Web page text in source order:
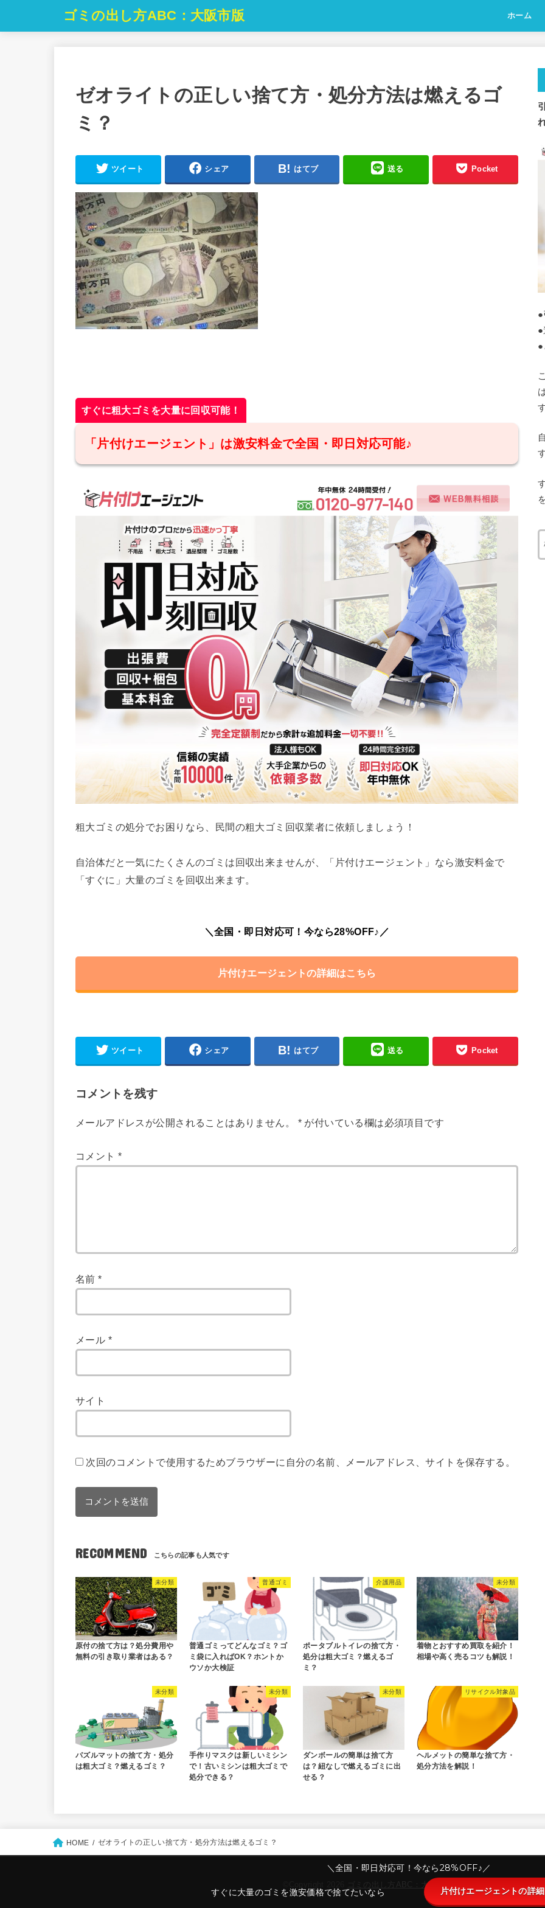
ゴミの出し方ABC：大阪市版 ホーム
ゼオライトの正しい捨て方・処分方法は燃えるゴ
ミ？
ツイート シェア はてブ 送る Pocket
すぐに粗大ゴミを大量に回収可能！
「片付けエージェント」は激安料金で全国・即日対応可能♪
粗大ゴミの処分でお困りなら、民間の粗大ゴミ回収業者に依頼しましょう！
自治体だと一気にたくさんのゴミは回収出来ませんが、「片付けエージェント」なら激安料金で
「すぐに」大量のゴミを回収出来ます。
＼全国・即日対応可！今なら28%OFF♪／
片付けエージェントの詳細はこちら
ツイート シェア はてブ 送る Pocket
コメントを残す
メールアドレスが公開されることはありません。 *が付いている欄は必須項目です
コメント*
名前*
メール *
サイト
次回のコメントで使用するためブラウザーに自分の名前、メールアドレス、サイトを保存する。
RECOMMEND
未分類
原付の捨て方は？処分費用や
無料の引き取り業者はある？
普通ゴミ
普通ゴミってどんなゴミ？ゴ
ミ袋に入ればOK？ホントか
ウソか大検証
介護用品
ポータブルトイレの捨て方・
処分は粗大ゴミ？燃えるゴ
ミ？
未分類
着物とおすすめ買取を紹介！
相場や高く売るコツも解説！
未分類
パズルマットの捨て方・処分
は粗大ゴミ？燃えるゴミ？
未分類
手作りマスクは新しいミシン
で！古いミシンは粗大ゴミで
処分できる？
未分類
ダンボールの簡単は捨て方
は？紐なしで燃えるゴミに出
せる？
リサイクル対象品
ヘルメットの簡単な捨て方・
処分方法を解説！
●
●
●
HOME ゼオライトの正しい捨て方・処分方法は燃えるゴミ？
ゴミの出し方ABC：大阪市版 .All Rights Reserved.
＼全国・即日対応可！今なら28%OFF♪／
すぐに大量のゴミを激安価格で捨てたいなら 片付けエージェントの詳